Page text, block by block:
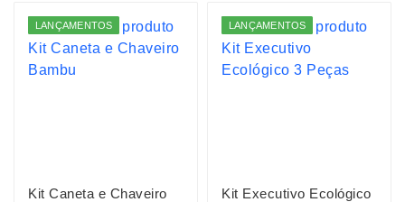
LANÇAMENTOS
Kit Caneta e Chaveiro
LANÇAMENTOS
Kit Executivo Ecológico